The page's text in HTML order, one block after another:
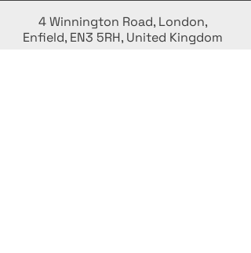
4 Winnington Road, London,
Enfield, EN3 5RH, United Kingdom